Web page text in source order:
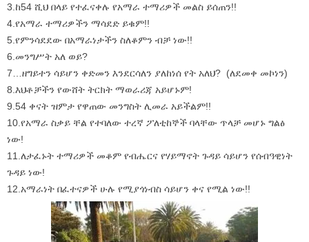
3.ከ54 ሺህ በላይ የተፈናቀሉ የአማራ ተማሪዎች መልስ ይሰጠን!!
4.የአማራ ተማሪዎችን ማሳደድ ይቁም!!
5.የምንሳደደው በአማራነታችን ስለቆምን ብቻ ነው!!
6.መንግሥት አለ ወይ?
7…ዘግይተን ሳይሆን ቀድመን እንደርሳለን ያለከነሰ የት አለህ? (ለደመቀ መኮነን)
8.እህቶቻችን የውሸት ትርክት ማወራሪጃ አይሆኑም!
9.54 ቀናት ዝምታ የዋጠው መንግስት ሊመራ አይችልም!!
10.የአማራ ስቃይ ቸል የተባለው ተረኛ ፖለቲከኞች ባላቸው ጥላቻ መሆኑ ግልፅ
ነው!
11.ለታፈኑት ተማሪዎች መቆም የብሔርና የሃይማኖት ጉዳይ ሳይሆን የሰብዓዊነት
ጉዳይ ነው!
12.አማራነት በፈተናዎች ሁሉ የሚያጎነብስ ሳይሆን ቀና የሚል ነው!!